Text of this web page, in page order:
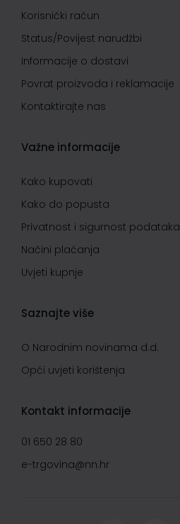
Korisnički račun
Status/Povijest narudžbi
Informacije o dostavi
Povrat proizvoda i reklamacije
Kontaktirajte nas
Važne informacije
Kako kupovati
Kako do popusta
Privatnost i sigurnost podataka
Načini plaćanja
Uvjeti kupnje
Saznajte više
O Narodnim novinama d.d.
Opći uvjeti korištenja
Kontakt informacije
01 650 28 80
e-trgovina@nn.hr